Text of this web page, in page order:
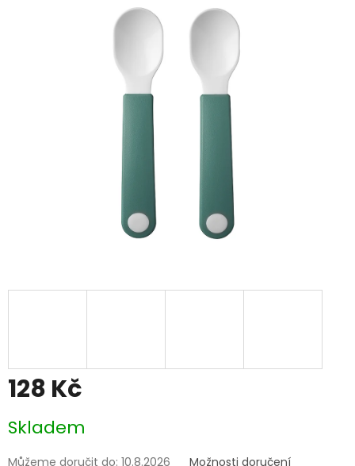
128 Kč
cena:
Skladem
Můžeme doručit do: 10.8.2026 Možnosti doručení